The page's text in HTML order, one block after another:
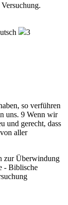
3
so verführen
uns. 9 Wenn wir
und gerecht, dass
aller
zur Überwindung
- Biblische